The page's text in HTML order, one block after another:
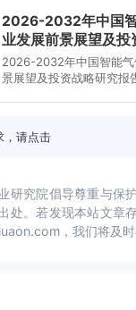
2026-2032年中国
业发展前景展望及投
2026-2032年中国智能气
景展望及投资战略研究报
，请点击
研究院倡导尊重与保
处。若发现本站文章
，我们将及时